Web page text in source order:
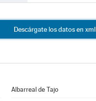
Descárgate los datos en xml
Albarreal de Tajo